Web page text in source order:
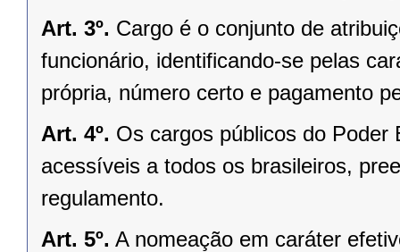
Art. 3º. Cargo é o conjunto de
funcionário, identificando-se pelas
própria, número certo e pagamento
Art. 4º. Os cargos públicos do Poder
acessíveis a todos os brasileiros,
regulamento.
Art. 5º. A nomeação em caráter